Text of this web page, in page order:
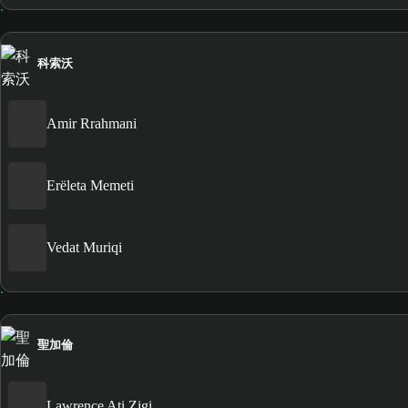
科索沃
Amir Rrahmani
Erëleta Memeti
Vedat Muriqi
聖加倫